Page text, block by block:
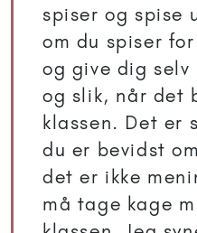
spiser og spise
om du spiser
og give dig
og slik, når det
klassen. Det er
du er bevidst
det er ikke
må tage kage